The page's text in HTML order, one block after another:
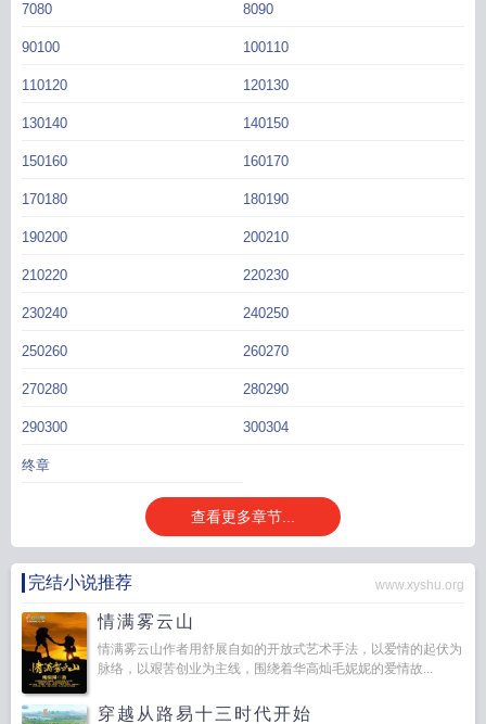
7080 8090
90100 100110
110120 120130
130140 140150
150160 160170
170180 180190
190200 200210
210220 220230
230240 240250
250260 260270
270280 280290
290300 300304
终章
查看更多章节...
完结小说推荐 www.xyshu.org
情满雾云山
情满雾云山作者用舒展自如的开放式艺术手法，以爱情的起伏为
脉络，以艰苦创业为主线，围绕着华高灿毛妮妮的爱情故...
穿越从路易十三时代开始